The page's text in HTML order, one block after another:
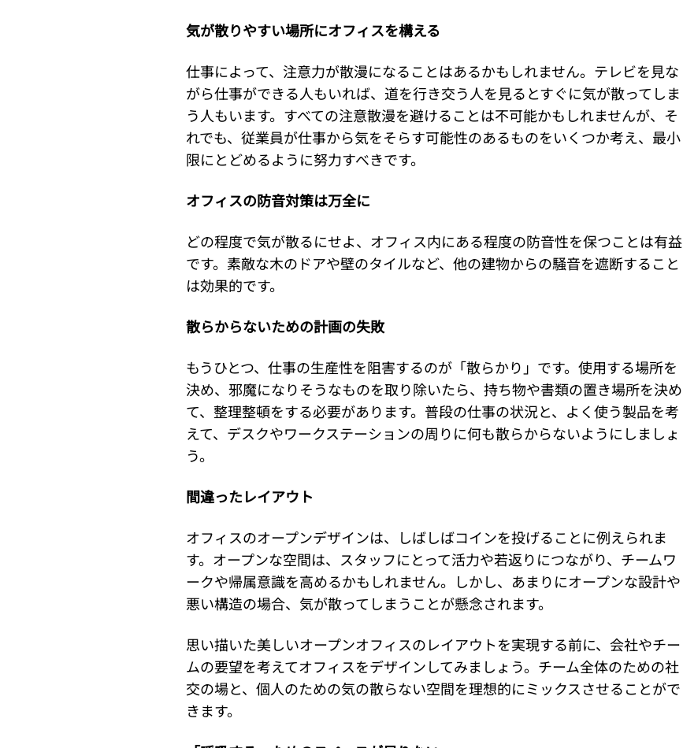
気が散りやすい場所にオフィスを構える
仕事によって、注意力が散漫になることはあるかもしれません。テレビを見な
がら仕事ができる人もいれば、道を行き交う人を見るとすぐに気が散ってしま
う人もいます。すべての注意散漫を避けることは不可能かもしれませんが、そ
れでも、従業員が仕事から気をそらす可能性のあるものをいくつか考え、最小
限にとどめるように努力すべきです。
オフィスの防音対策は万全に
どの程度で気が散るにせよ、オフィス内にある程度の防音性を保つことは有益
です。素敵な木のドアや壁のタイルなど、他の建物からの騒音を遮断すること
は効果的です。
散らからないための計画の失敗
もうひとつ、仕事の生産性を阻害するのが「散らかり」です。使用する場所を
決め、邪魔になりそうなものを取り除いたら、持ち物や書類の置き場所を決め
て、整理整頓をする必要があります。普段の仕事の状況と、よく使う製品を考
えて、デスクやワークステーションの周りに何も散らからないようにしましょ
う。
間違ったレイアウト
オフィスのオープンデザインは、しばしばコインを投げることに例えられま
す。オープンな空間は、スタッフにとって活力や若返りにつながり、チームワ
ークや帰属意識を高めるかもしれません。しかし、あまりにオープンな設計や
悪い構造の場合、気が散ってしまうことが懸念されます。
思い描いた美しいオープンオフィスのレイアウトを実現する前に、会社やチー
ムの要望を考えてオフィスをデザインしてみましょう。チーム全体のための社
交の場と、個人のための気の散らない空間を理想的にミックスさせることがで
きます。